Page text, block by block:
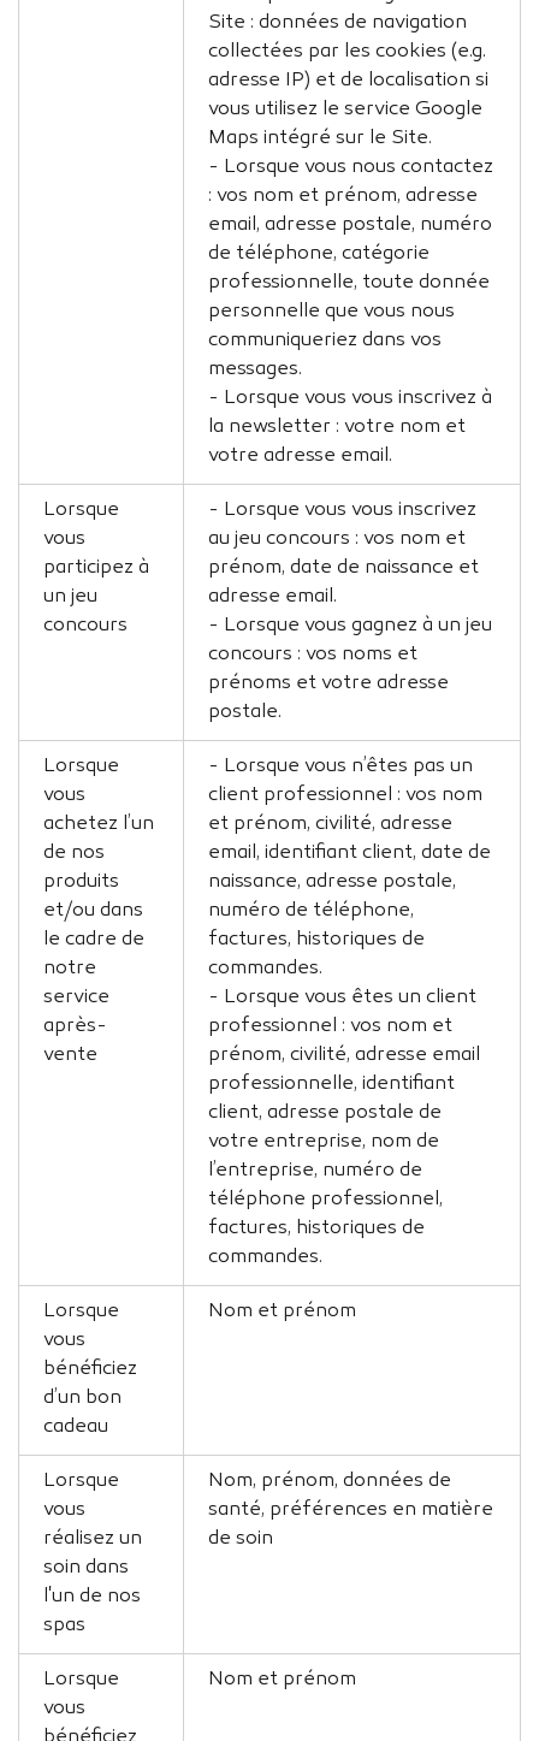
Site : données de navigation
collectées par les cookies (e.g.
adresse IP) et de localisation si
vous utilisez le service Google
Maps intégré sur le Site.
- Lorsque vous nous contactez
: vos nom et prénom, adresse
email, adresse postale, numéro
de téléphone, catégorie
professionnelle, toute donnée
personnelle que vous nous
communiqueriez dans vos
messages.
- Lorsque vous vous inscrivez à
la newsletter : votre nom et
votre adresse email.
Lorsque
vous
participez à
un jeu
concours
- Lorsque vous vous inscrivez
au jeu concours : vos nom et
prénom, date de naissance et
adresse email.
- Lorsque vous gagnez à un jeu
concours : vos noms et
prénoms et votre adresse
postale.
Lorsque
vous
achetez l’un
de nos
produits
et/ou dans
le cadre de
notre
service
après-
vente
- Lorsque vous n’êtes pas un
client professionnel : vos nom
et prénom, civilité, adresse
email, identifiant client, date de
naissance, adresse postale,
numéro de téléphone,
factures, historiques de
commandes.
- Lorsque vous êtes un client
professionnel : vos nom et
prénom, civilité, adresse email
professionnelle, identifiant
client, adresse postale de
votre entreprise, nom de
l’entreprise, numéro de
téléphone professionnel,
factures, historiques de
commandes.
Lorsque
vous
bénéficiez
d’un bon
cadeau
Nom et prénom
Lorsque
vous
réalisez un
soin dans
l'un de nos
spas
Nom, prénom, données de
santé, préférences en matière
de soin
Lorsque
vous
Nom et prénom